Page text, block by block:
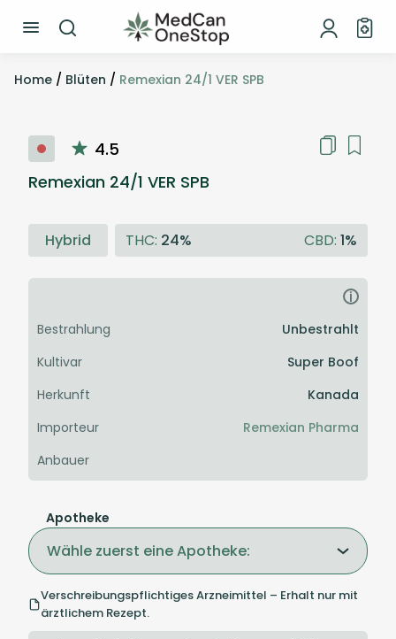
Home / Blüten / Remexian 24/1 VER SPB
4.5
Remexian 24/1 VER SPB
Hybrid THC: 24% CBD: 1%
i
Bestrahlung
Unbestrahlt
Kultivar
Super Boof
Herkunft
Kanada
Importeur
Remexian Pharma
Anbauer
Apotheke
Wähle zuerst eine Apotheke:
Verschreibungspflichtiges Arzneimittel – Erhalt nur mit
ärztlichem Rezept.